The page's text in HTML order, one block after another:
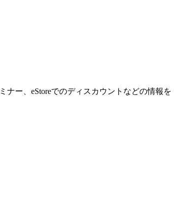
ナー、eStoreでのディスカウントなどの情報を